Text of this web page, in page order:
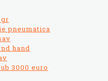
pneumatica
hand
3000 euro